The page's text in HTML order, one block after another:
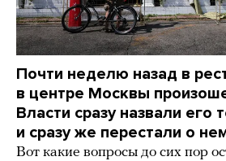
Почти неделю назад в
в центре Москвы
Власти сразу назвали его
и сразу же перестали о
Вот какие вопросы до сих пор